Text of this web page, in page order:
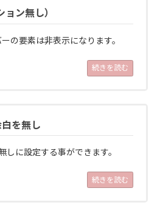
ン無し）
の要素は非表示になります。
続きを読む
を無し
に設定する事ができます。
続きを読む